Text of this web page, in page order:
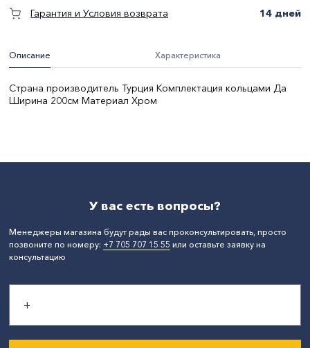
Описание Характеристика
Страна производитель Турция Комплектация кольцами Да
Ширина 200см Материал Хром
Гарантия и Условия возврата
14 дней
У вас есть вопросы?
Менеджеры магазина будут рады вас проконсультировать, просто
позвоните по номеру: +7 705 707 15 55 или оставьте заявку на
консультацию